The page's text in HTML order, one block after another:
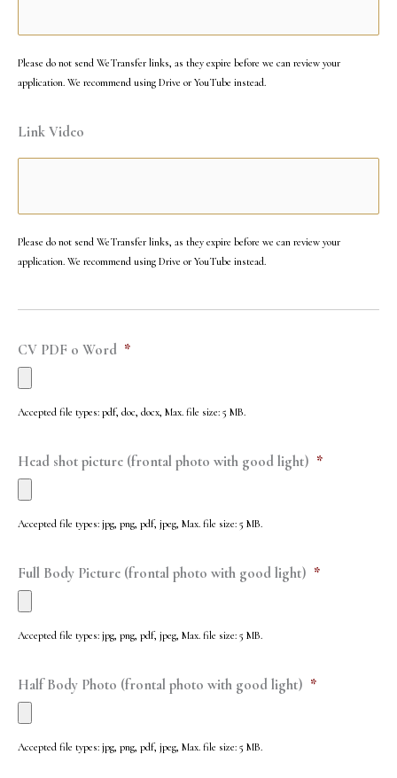
Please do not send WeTransfer links, as they expire before we can review your
application. We recommend using Drive or YouTube instead.
Link Video
Please do not send WeTransfer links, as they expire before we can review your
application. We recommend using Drive or YouTube instead.
CV PDF o Word *
Accepted file types: pdf, doc, docx, Max. file size: 5 MB.
Head shot picture (frontal photo with good light) *
Accepted file types: jpg, png, pdf, jpeg, Max. file size: 5 MB.
Full Body Picture (frontal photo with good light) *
Accepted file types: jpg, png, pdf, jpeg, Max. file size: 5 MB.
Half Body Photo (frontal photo with good light) *
Accepted file types: jpg, png, pdf, jpeg, Max. file size: 5 MB.